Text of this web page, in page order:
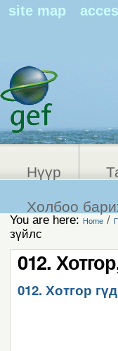
site map
Нүүр
Холбоо
You are here: Home /
зүйлс
012.
012. Хотгор